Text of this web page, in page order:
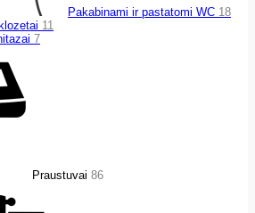
Pakabinami ir pastatomi WC 18
11
7
Praustuvai 86